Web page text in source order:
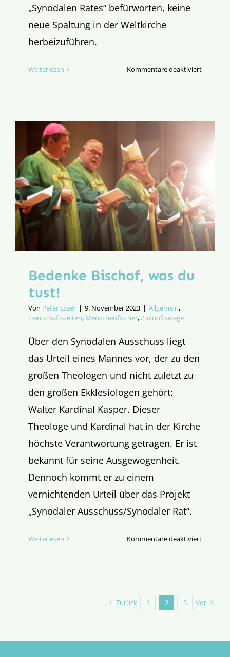
„Synodalen Rates“ befürworten, keine
neue Spaltung in der Weltkirche
herbeizuführen.
Weiterlesen Kommentare deaktiviertfür
Bedenke Bischof, was du
tust!
Von Peter Esser | 9. November 2023 | Allgemein,
Herrschaftszeiten, Menschenfischer,Zukunftswege
Über den Synodalen Ausschuss liegt
das Urteil eines Mannes vor, der zu den
großen Theologen und nicht zuletzt zu
den großen Ekklesiologen gehört:
Walter Kardinal Kasper. Dieser
Theologe und Kardinal hat in der Kirche
höchste Verantwortung getragen. Er ist
bekannt für seine Ausgewogenheit.
Dennoch kommt er zu einem
vernichtenden Urteil über das Projekt
„Synodaler Ausschuss/Synodaler Rat“.
Weiterlesen Kommentare deaktiviertfür
tust!
Zurück 1 2 3 Vor